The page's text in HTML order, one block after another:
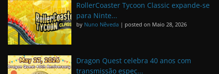
RollerCoaster Tycoon Classic expande-se
para Ninte...
by Nuno Nêveda | posted on Maio 28, 2026
Dragon Quest celebra 40 anos com
transmissão espec...